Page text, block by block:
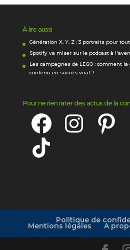
À lire aussi
Génération X, Y, Z : 3 portraits pour
Spotify va miser sur le podcast à
Les campagnes de LEGO : comment
contenu en succès viral ?
Pour ne rien rater des actus de la
Facebook Instagram Pinterest
TikTok
Politique de
Mentions légales A